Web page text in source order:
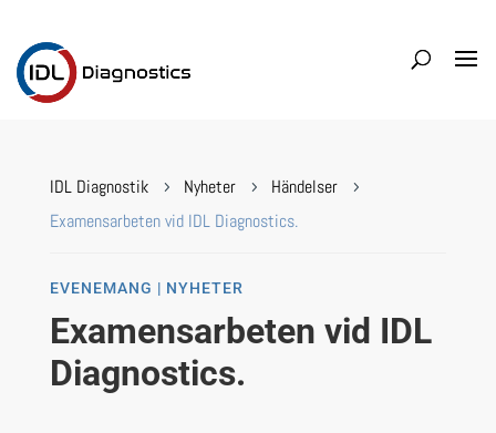
IDL Diagnostik 5 Nyheter 5 Händelser 5
Examensarbeten vid IDL Diagnostics.
EVENEMANG | NYHETER
Examensarbeten vid IDL
Diagnostics.